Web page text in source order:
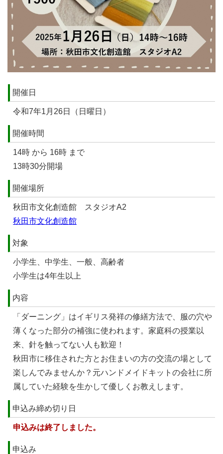
開催日
令和7年1月26日（日曜日）
開催時間
14時 から 16時 まで
13時30分開場
開催場所
秋田市文化創造館 スタジオA2
秋田市文化創造館
対象
小学生、中学生、一般、高齢者
小学生は4年生以上
内容
「ダーニング」はイギリス発祥の修繕方法で、服の穴や
薄くなった部分の補強に使われます。家庭科の授業以
来、針を触ってない人も歓迎！
秋田市に移住された方とお住まいの方の交流の場として
楽しんでみませんか？元ハンドメイドキットの会社に所
属していた経験を生かして優しくお教えします。
申込み締め切り日
申込みは終了しました。
申込み